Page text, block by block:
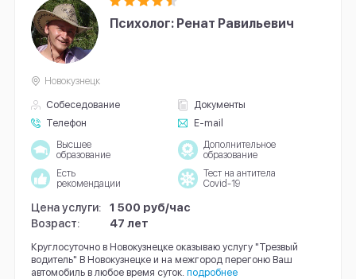
Психолог: Ренат Равильевич
Собеседование
Документы
Телефон
E-mail
Новокузнецк
Высшее
образование
Дополнительное
образование
Есть
рекомендации
Тест на антитела
Covid-19
Цена услуги:
1 500 руб/час
Возраст:
47 лет
Круглосуточно в Новокузнецке оказываю услугу "Трезвый
водитель" В Новокузнецке и на межгород перегоню Ваш
автомобиль в любое время суток. подробнее